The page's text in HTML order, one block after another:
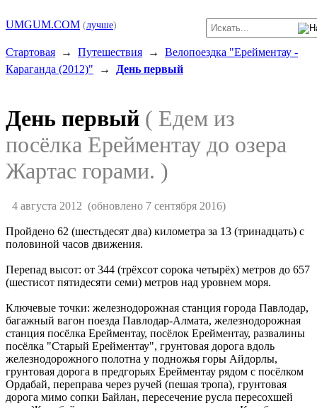
UMGUM.COM (лучше)
Стартовая → Путешествия → Велопоездка "Ерейментау -
Караганда (2012)" → День первый
День первый ( Едем из
посёлка Ерейментау до озера
Жартас горами. )
4 августа 2012 (обновлено 7 сентября 2016)
Пройдено 62 (шестьдесят два) километра за 13 (тринадцать) с
половиной часов движения.
Перепад высот: от 344 (трёхсот сорока четырёх) метров до 657
(шестисот пятидесяти семи) метров над уровнем моря.
Ключевые точки: железнодорожная станция города Павлодар,
багажный вагон поезда Павлодар-Алмата, железнодорожная
станция посёлка Ерейментау, посёлок Ерейментау, развалины
посёлка "Старый Ерейментау", грунтовая дорога вдоль
железнодорожного полотна у подножья горы Айдорлы,
грунтовая дорога в предгорьях Ерейментау рядом с посёлком
Ордабай, переправа через ручей (пешая тропа), грунтовая
дорога мимо сопки Байлан, пересечение русла пересохшей